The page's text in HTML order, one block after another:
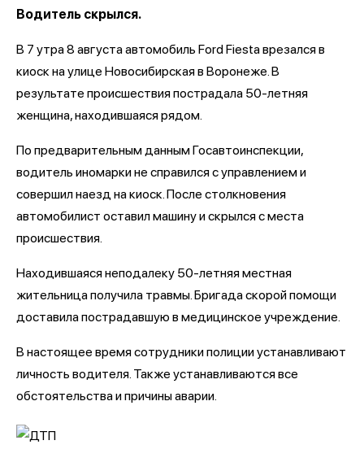
Водитель скрылся.
В 7 утра 8 августа автомобиль Ford Fiesta врезался в
киоск на улице Новосибирская в Воронеже. В
результате происшествия пострадала 50-летняя
женщина, находившаяся рядом.
По предварительным данным Госавтоинспекции,
водитель иномарки не справился с управлением и
совершил наезд на киоск. После столкновения
автомобилист оставил машину и скрылся с места
происшествия.
Находившаяся неподалеку 50-летняя местная
жительница получила травмы. Бригада скорой помощи
доставила пострадавшую в медицинское учреждение.
В настоящее время сотрудники полиции устанавливают
личность водителя. Также устанавливаются все
обстоятельства и причины аварии.